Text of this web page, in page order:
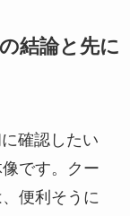
結論と先に
確認したい
です。クー
便利そうに